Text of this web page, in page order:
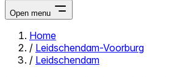
Open menu
Close menu
Home
/ Leidschendam-Voorburg
/ Leidschendam